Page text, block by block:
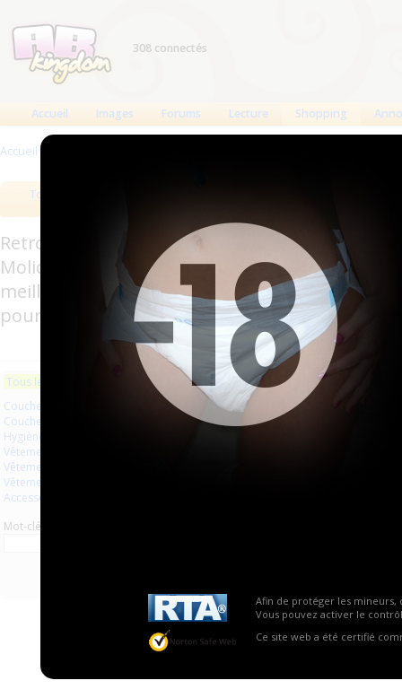
Afin de protéger les mineurs,
Vous pouvez activer le
Ce site web a été certifié
308 connectés
Accueil Images Forums Lecture Shopping
Accueil >
Tous les produits
Retrouverez sur cette page les meilleures
Molicare, Comficare, Confiance, Depend,
meilleurs produits aussi bien pour les
pour l'incontinence.
Tous les produits
Couches à usage unique
Couches lavables
Hygiène usage unique
Vêtements
Vêtements en plastique
Vêtements en latex
Accessoires
Mot-clé
Les plus récents Trier par nom